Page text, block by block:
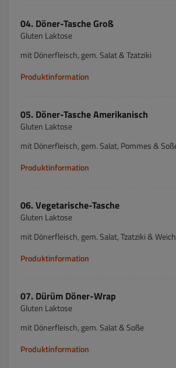
04. Döner-Tasche Groß
Gluten Laktose
mit Dönerfleisch, gem. Salat & Tzatziki
Produktinformation
05. Döner-Tasche Amerikanisch
Gluten Laktose
mit Dönerfleisch, gem. Salat, Pommes &
Produktinformation
06. Vegetarische-Tasche
Gluten Laktose
mit Dönerfleisch, gem. Salat, Tzatziki &
Produktinformation
07. Dürüm Döner-Wrap
Gluten Laktose
mit Dönerfleisch, gem. Salat & Soße
Produktinformation